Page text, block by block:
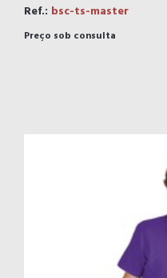
Ref.: bsc-ts-master
Preço sob consulta